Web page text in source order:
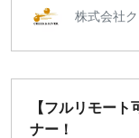
株式会社
【フルリモー
ナー！